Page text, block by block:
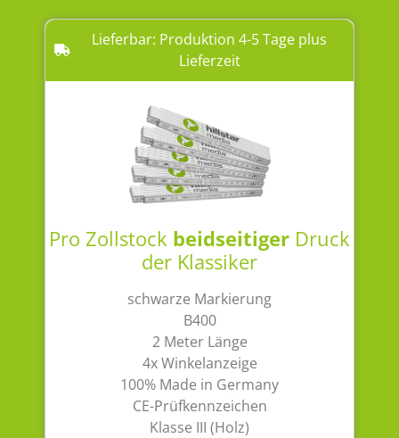
Lieferbar: Produktion 4-5 Tage plus
Lieferzeit
Pro Zollstock beidseitiger Druck
der Klassiker
schwarze Markierung
B400
2 Meter Länge
4x Winkelanzeige
100% Made in Germany
CE-Prüfkennzeichen
Klasse III (Holz)